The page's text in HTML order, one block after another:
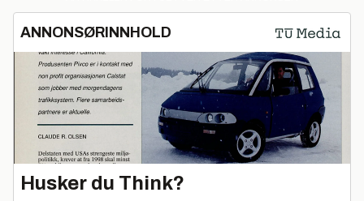
ANNONSØRINNHOLD
Husker du Think?